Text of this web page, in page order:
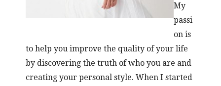
My
passi
on is
to help you improve the quality of your life
by discovering the truth of who you are and
creating your personal style. When I started